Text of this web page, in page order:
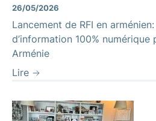
26/05/2026
Lancement de RFI en
d’information 100% numérique
Arménie
Lire